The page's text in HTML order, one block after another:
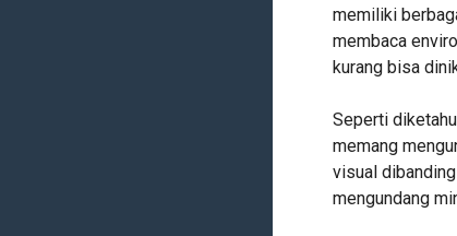
memiliki
membaca
kurang bisa
Seperti
memang
visual
mengundang